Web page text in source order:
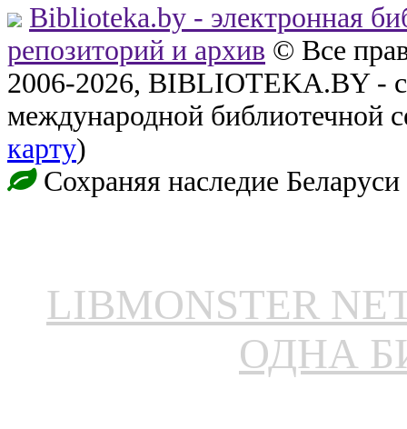
Biblioteka.by - электронная
репозиторий и архив © Все
2006-2026, BIBLIOTEKA.BY -
международной библиотечной
карту)
Сохраняя наследие Беларуси
LIBMONSTER
ОДНА